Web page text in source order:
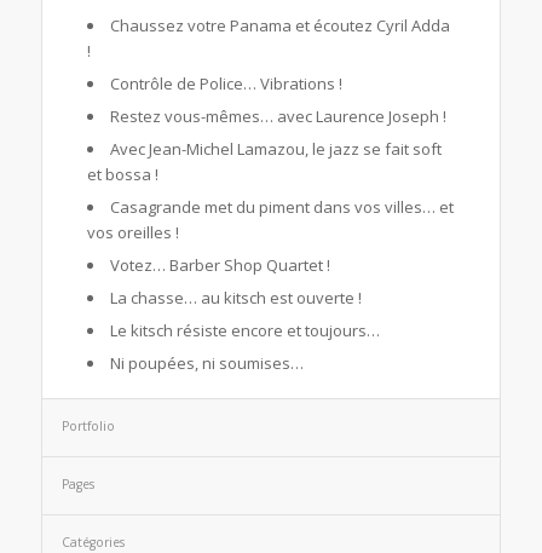
Chaussez votre Panama et écoutez Cyril Adda
!
Contrôle de Police… Vibrations !
Restez vous-mêmes… avec Laurence Joseph !
Avec Jean-Michel Lamazou, le jazz se fait soft
et bossa !
Casagrande met du piment dans vos villes… et
vos oreilles !
Votez… Barber Shop Quartet !
La chasse… au kitsch est ouverte !
Le kitsch résiste encore et toujours…
Ni poupées, ni soumises…
Portfolio
Pages
Catégories